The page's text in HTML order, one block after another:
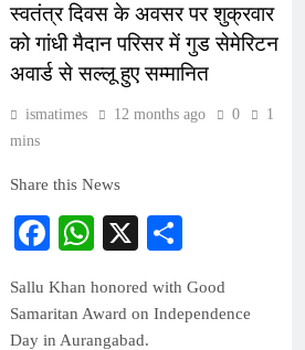
स्वतंत्र दिवस के अवसर पर शुक्रवार
को गांधी मैदान परिसर में गुड सेमेरिटन
अवार्ड से सल्लू हुए सम्मानित
ismatimes 12 months ago 0
1
mins
Share this News
Facebook
WhatsApp
X
Sallu Khan honored with Good
Samaritan Award on Independence
Day in Aurangabad.